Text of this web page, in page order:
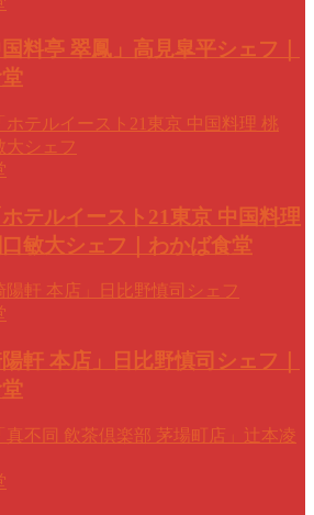
料亭 翠鳳」高見皐平シェフ｜
テルイースト21東京 中国料理
敏大シェフ｜わかば食堂
軒 本店」日比野慎司シェフ｜